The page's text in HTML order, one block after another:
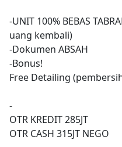
-UNIT 100% BEBAS
uang kembali)
-Dokumen ABSAH
-Bonus!
Free Detailing
-
OTR KREDIT 285JT
OTR CASH 315JT NEGO